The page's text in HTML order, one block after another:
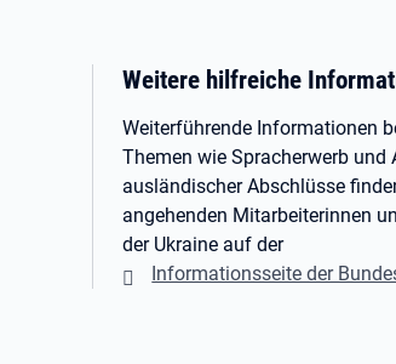
Weitere hilfreiche
Weiterführende Informationen
Themen wie Spracherwerb und
ausländischer Abschlüsse
angehenden Mitarbeiterinnen
der Ukraine auf der
Informationsseite der